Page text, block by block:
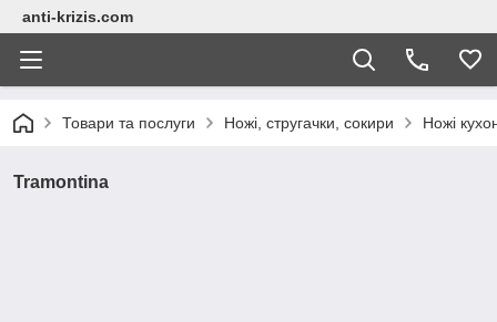
anti-krizis.com
Товари та послуги Ножі, стругачки, сокири Ножі
Tramontina